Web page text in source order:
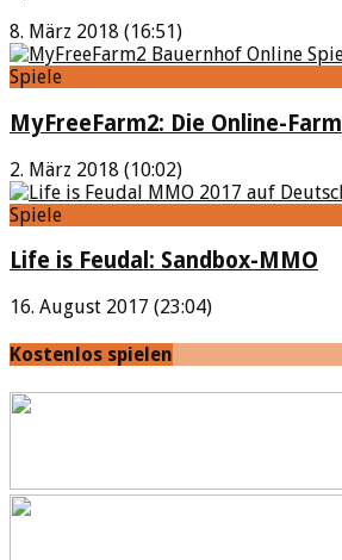
8. März 2018 (16:51)
Spiele
MyFreeFarm2: Die Online-Farm
2. März 2018 (10:02)
Spiele
Life is Feudal: Sandbox-MMO
16. August 2017 (23:04)
Kostenlos spielen